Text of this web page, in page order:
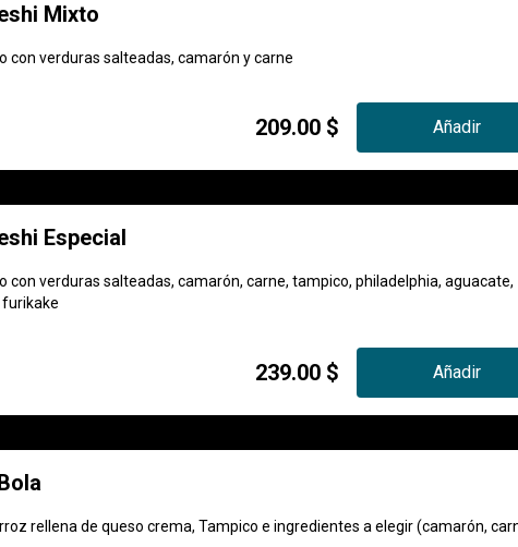
Mixto
con verduras salteadas, camarón y carne
209.00 $ Añadir
Especial
con verduras salteadas, camarón, carne, tampico, philadelphia, aguacate,
furikake
239.00 $ Añadir
rellena de queso crema, Tampico e ingredientes a elegir (camarón,